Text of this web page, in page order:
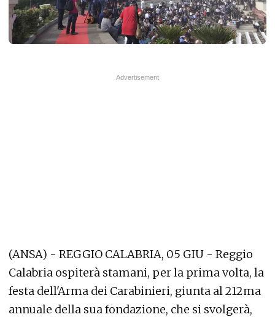
(ANSA) - REGGIO CALABRIA, 05 GIU - Reggio
Calabria ospiterà stamani, per la prima volta, la
festa dell'Arma dei Carabinieri, giunta al 212ma
annuale della sua fondazione, che si svolgerà,